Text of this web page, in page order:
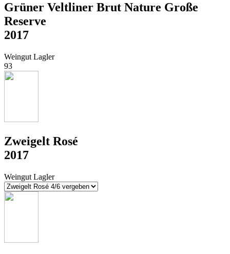
Grüner Veltliner Brut Nature Große
Reserve
2017
Weingut Lagler
93
Zweigelt Rosé
2017
Weingut Lagler